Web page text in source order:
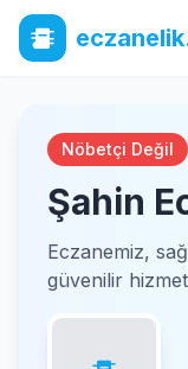
eczanelik
Nöbetçi Değil
Şahin
Eczanemiz,
güvenilir